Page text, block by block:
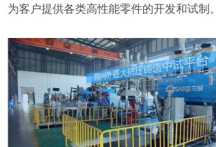
为客户提供各类高性能零件的开发和试制。